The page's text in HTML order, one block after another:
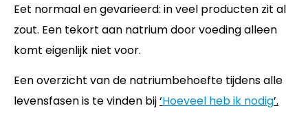
Eet normaal en gevarieerd: in veel producten zit al
zout. Een tekort aan natrium door voeding alleen
komt eigenlijk niet voor.
Een overzicht van de natriumbehoefte tijdens alle
levensfasen is te vinden bij‘Hoeveel heb ik nodig’.